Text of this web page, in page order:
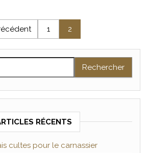
publications
1 2
RÉCENTS
cultes pour le carnassier